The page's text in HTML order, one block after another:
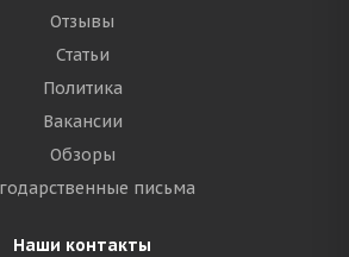
Отзывы
Статьи
Политика
Вакансии
Обзоры
письма
Наши контакты